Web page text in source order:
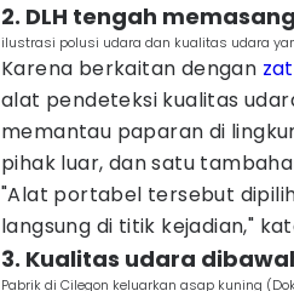
2. DLH tengah
ilustrasi polusi udara dan kualitas udara
Karena berkaitan dengan
alat pendeteksi kualitas
memantau paparan di
pihak luar, dan satu
"Alat portabel tersebut
langsung di titik kejadian,"
3. Kualitas udara
Pabrik di Cilegon keluarkan asap kuning